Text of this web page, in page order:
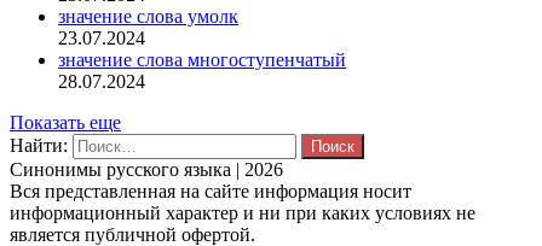
значение слова умолк
23.07.2024
значение слова многоступенчатый
28.07.2024
Показать еще
Найти:
Синонимы русского языка | 2026
Вся представленная на сайте информация носит
информационный характер и ни при каких условиях не
является публичной офертой.